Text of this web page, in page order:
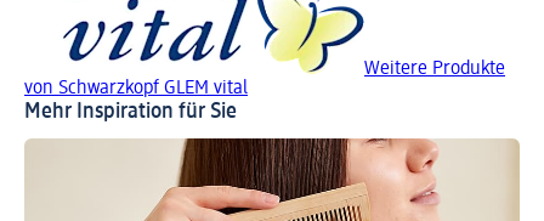
Weitere Produkte
von Schwarzkopf GLEM vital
Mehr Inspiration für Sie